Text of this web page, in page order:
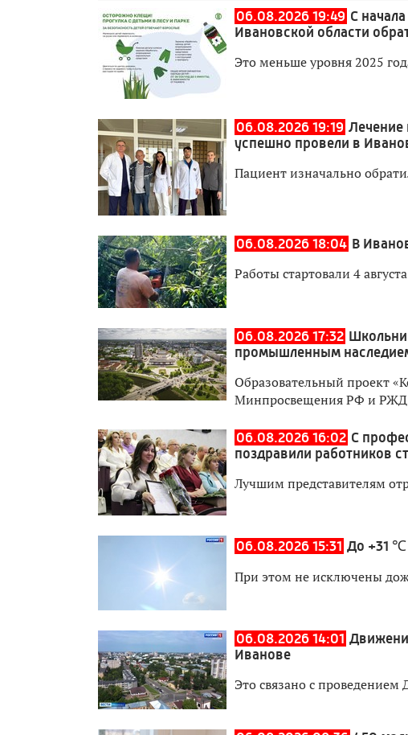
06.08.2026 19:49 С
Ивановской области
Это меньше уровня 2025
06.08.2026 19:19 Лечение
успешно провели в
Пациент изначально
06.08.2026 18:04 В
Работы стартовали 4
06.08.2026 17:32
промышленным
Образовательный проект
Минпросвещения РФ и РЖД
06.08.2026 16:02 С
поздравили работников
Лучшим представителям
06.08.2026 15:31 До +31 ℃
При этом не исключены
06.08.2026 14:01
Иванове
Это связано с проведением